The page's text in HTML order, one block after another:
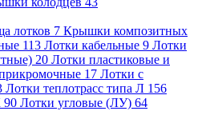
лотков 7 Крышки композитных
113 Лотки кабельные 9 Лотки
20 Лотки пластиковые и
17 Лотки с
Лотки теплотрасс типа Л 156
90 Лотки угловые (ЛУ) 64